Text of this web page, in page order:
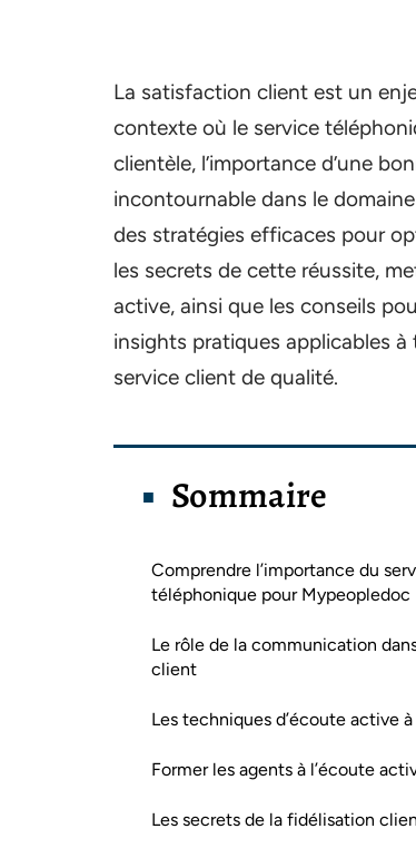
La satisfaction client est un
contexte où le service
clientèle, l’importance d’une
incontournable dans le
des stratégies efficaces pour
les secrets de cette réussite,
active, ainsi que les conseils
insights pratiques applicables
service client de qualité.
Sommaire
Comprendre l’importance du
téléphonique pour Mypeopledoc
Le rôle de la communication
client
Les techniques d’écoute active
Former les agents à l’écoute
Les secrets de la fidélisation